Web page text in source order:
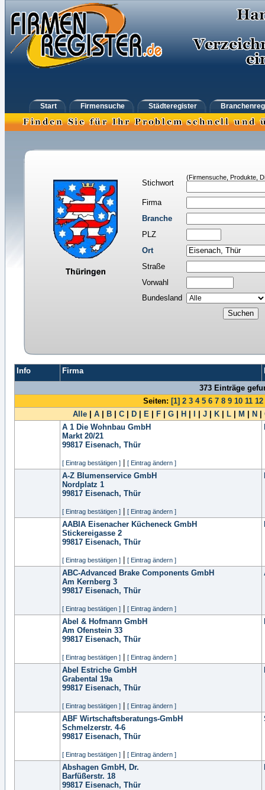
Start Firmensuche Städteregister
Stichwort
(Firmensuche, Produkte,
Firma
Branche
PLZ
Ort
Straße
Vorwahl
Bundesland
Info Firma
373 Einträge
Seiten: [1] 2 3 4 5 6 7 8 9 10 11 12
Alle
A B C D E F G H J K L M N
A 1 Die Wohnbau GmbH
Markt 20/21
99817 Eisenach, Thür
[ Eintrag bestätigen ] [ Eintrag ändern ]
A-Z Blumenservice GmbH
Nordplatz 1
99817 Eisenach, Thür
[ Eintrag bestätigen ] [ Eintrag ändern ]
AABIA Eisenacher Kücheneck GmbH
Stickereigasse 2
99817 Eisenach, Thür
[ Eintrag bestätigen ] [ Eintrag ändern ]
ABC-Advanced Brake Components GmbH
Am Kernberg 3
99817 Eisenach, Thür
[ Eintrag bestätigen ] [ Eintrag ändern ]
Abel & Hofmann GmbH
Am Ofenstein 33
99817 Eisenach, Thür
[ Eintrag bestätigen ] [ Eintrag ändern ]
Abel Estriche GmbH
Grabental 19a
99817 Eisenach, Thür
[ Eintrag bestätigen ] [ Eintrag ändern ]
ABF Wirtschaftsberatungs-GmbH
Schmelzerstr. 4-6
99817 Eisenach, Thür
[ Eintrag bestätigen ] [ Eintrag ändern ]
Abshagen GmbH, Dr.
Barfüßerstr. 18
99817 Eisenach, Thür